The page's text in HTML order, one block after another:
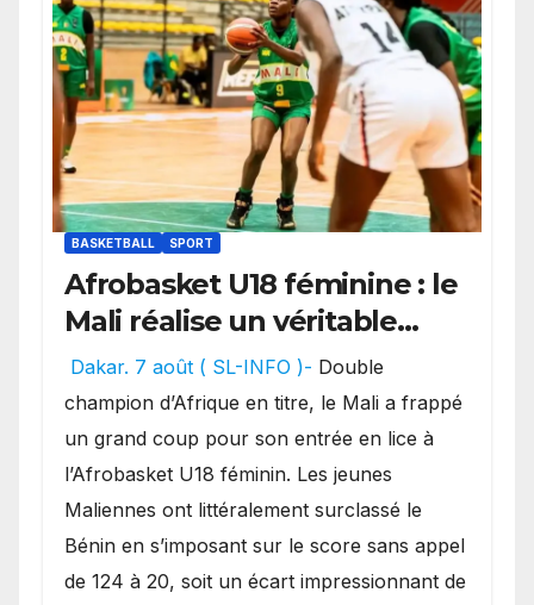
BASKETBALL SPORT
Afrobasket U18 féminine : le
Mali réalise un véritable
festival offensif et inflige
une lourde défaite au
Bénin.
Dakar. 7 août ( SL-INFO )- Double
champion d’Afrique en titre, le Mali a frappé
un grand coup pour son entrée en lice à
l’Afrobasket U18 féminin. Les jeunes
Maliennes ont littéralement surclassé le
Bénin en s’imposant sur le score sans appel
de 124 à 20, soit un écart impressionnant de